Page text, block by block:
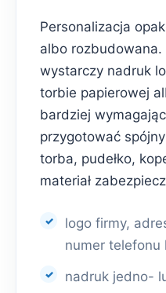
Personalizacja
albo
wystarczy nadruk
torbie papierowej
bardziej
przygotować
torba, pudełko,
materiał
logo firmy,
numer telefonu
nadruk jedno-